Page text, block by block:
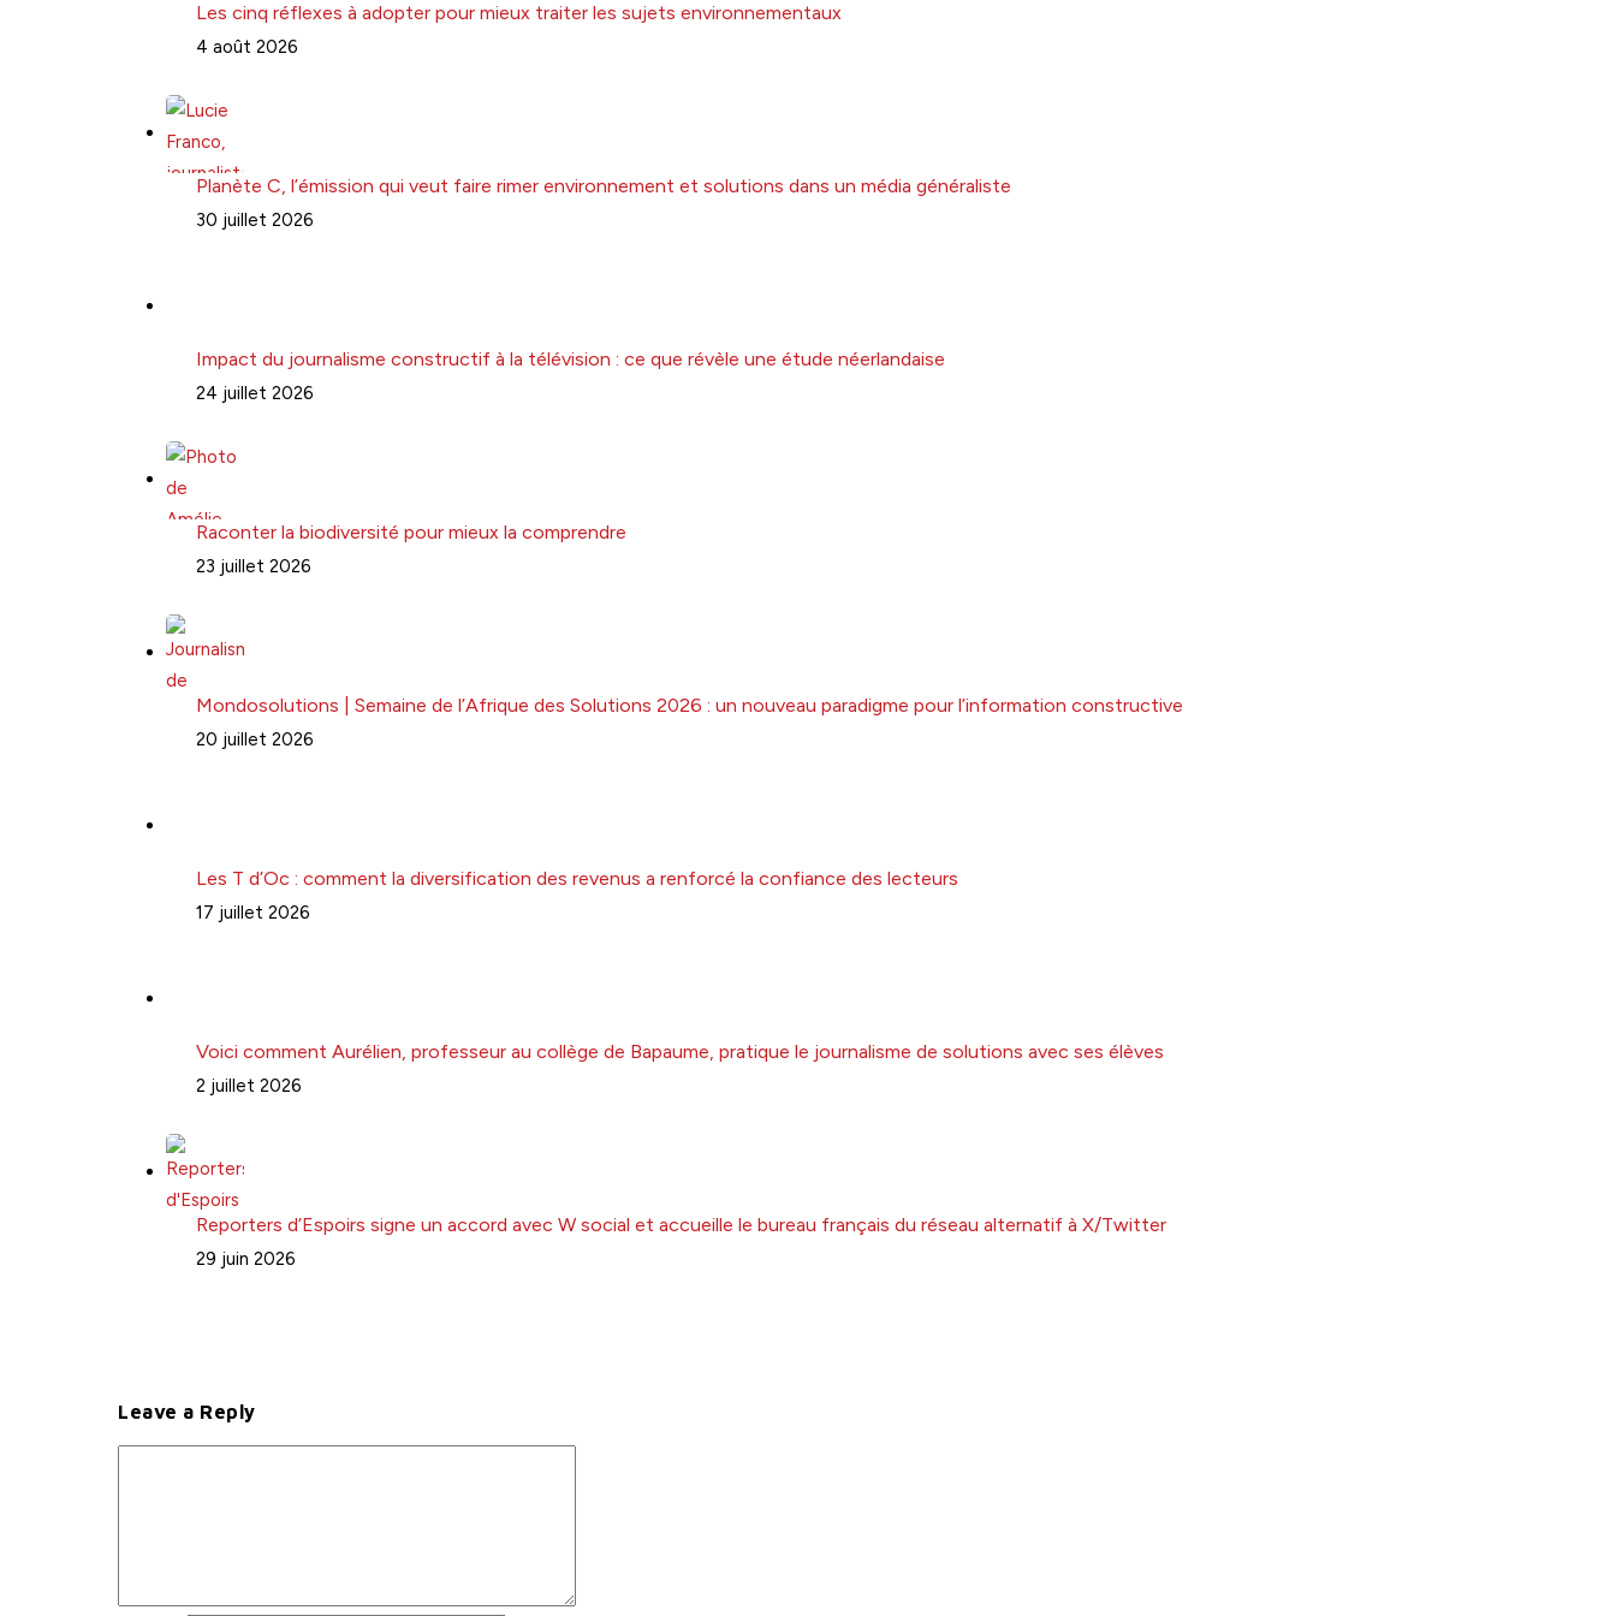
Les cinq réflexes à adopter pour mieux traiter les sujets environnementaux
4 août 2026
Planète C, l’émission qui veut faire rimer environnement et solutions dans un média généraliste
30 juillet 2026
Impact du journalisme constructif à la télévision : ce que révèle une étude néerlandaise
24 juillet 2026
Raconter la biodiversité pour mieux la comprendre
23 juillet 2026
Mondosolutions | Semaine de l’Afrique des Solutions 2026 : un nouveau paradigme pour l’information constructive
20 juillet 2026
Les T d’Oc : comment la diversification des revenus a renforcé la confiance des lecteurs
17 juillet 2026
Voici comment Aurélien, professeur au collège de Bapaume, pratique le journalisme de solutions avec ses élèves
2 juillet 2026
Reporters d’Espoirs signe un accord avec W social et accueille le bureau français du réseau alternatif à X/Twitter
29 juin 2026
Leave a Reply